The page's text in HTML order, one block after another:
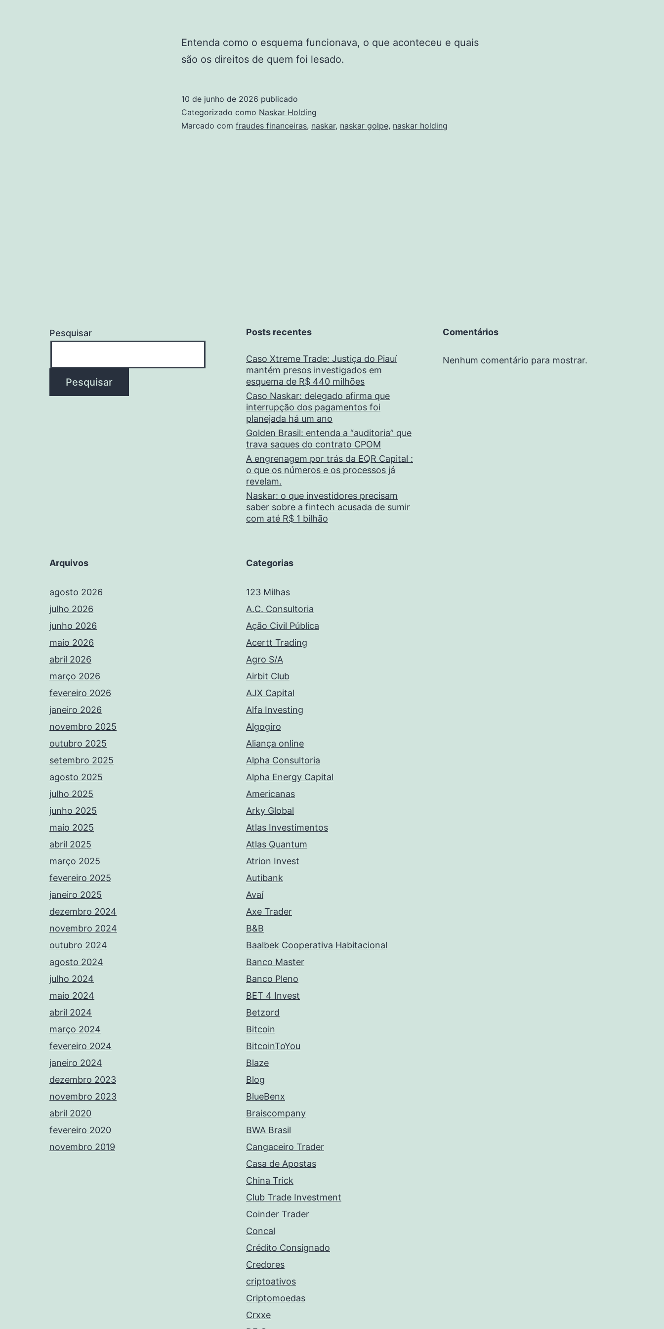
Entenda como o esquema funcionava, o que aconteceu e quais
são os direitos de quem foi lesado.
10 de junho de 2026 publicado
Categorizado como Naskar Holding
Marcado com fraudes financeiras, naskar, naskar golpe, naskar holding
Pesquisar
Pesquisar
Posts recentes
Caso Xtreme Trade: Justiça do Piauí
mantém presos investigados em
esquema de R$ 440 milhões
Caso Naskar: delegado afirma que
interrupção dos pagamentos foi
planejada há um ano
Golden Brasil: entenda a “auditoria” que
trava saques do contrato CPOM
A engrenagem por trás da EQR Capital :
o que os números e os processos já
revelam.
Naskar: o que investidores precisam
saber sobre a fintech acusada de sumir
com até R$ 1 bilhão
Comentários
Nenhum comentário para mostrar.
Arquivos
agosto 2026
julho 2026
junho 2026
maio 2026
abril 2026
março 2026
fevereiro 2026
janeiro 2026
novembro 2025
outubro 2025
setembro 2025
agosto 2025
julho 2025
junho 2025
maio 2025
abril 2025
março 2025
fevereiro 2025
janeiro 2025
dezembro 2024
novembro 2024
outubro 2024
agosto 2024
julho 2024
maio 2024
abril 2024
março 2024
fevereiro 2024
janeiro 2024
dezembro 2023
novembro 2023
abril 2020
fevereiro 2020
novembro 2019
Categorias
123 Milhas
A.C. Consultoria
Ação Civil Pública
Acertt Trading
Agro S/A
Airbit Club
AJX Capital
Alfa Investing
Algogiro
Aliança online
Alpha Consultoria
Alpha Energy Capital
Americanas
Arky Global
Atlas Investimentos
Atlas Quantum
Atrion Invest
Autibank
Avaí
Axe Trader
B&B
Baalbek Cooperativa Habitacional
Banco Master
Banco Pleno
BET 4 Invest
Betzord
Bitcoin
BitcoinToYou
Blaze
Blog
BlueBenx
Braiscompany
BWA Brasil
Cangaceiro Trader
Casa de Apostas
China Trick
Club Trade Investment
Coinder Trader
Concal
Crédito Consignado
Credores
criptoativos
Criptomoedas
Crxxe